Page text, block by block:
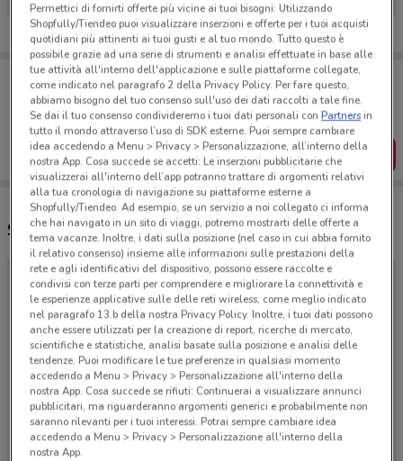
Porta DoveConviene sempre con te!
Puoi trovare le migliori offerte dei negozi vicino a te,
salvarle e creare la tua lista del risparmio, comodamente
dal tuo cellulare.
SCARICA L’APP
Supermercati Prix e orari
Permettici di fornirti offerte più vicine ai tuoi bisogni: Utilizzando
Shopfully/Tiendeo puoi visualizzare inserzioni e offerte per i tuoi acquisti
quotidiani più attinenti ai tuoi gusti e al tuo mondo. Tutto questo è
possibile grazie ad una serie di strumenti e analisi effettuate in base alle
tue attività all'interno dell'applicazione e sulle piattaforme collegate,
come indicato nel paragrafo 2 della Privacy Policy. Per fare questo,
abbiamo bisogno del tuo consenso sull'uso dei dati raccolti a tale fine.
Se dai il tuo consenso condivideremo i tuoi dati personali conPartnersin
tutto il mondo attraverso l’uso di SDK esterne. Puoi sempre cambiare
idea accedendo a Menu > Privacy > Personalizzazione, all’interno della
nostra App. Cosa succede se accetti: Le inserzioni pubblicitarie che
visualizzerai all'interno dell’app potranno trattare di argomenti relativi
alla tua cronologia di navigazione su piattaforme esterne a
Shopfully/Tiendeo. Ad esempio, se un servizio a noi collegato ci informa
che hai navigato in un sito di viaggi, potremo mostrarti delle offerte a
tema vacanze. Inoltre, i dati sulla posizione (nel caso in cui abbia fornito
il relativo consenso) insieme alle informazioni sulle prestazioni della
rete e agli identificativi del dispositivo, possono essere raccolte e
condivisi con terze parti per comprendere e migliorare la connettività e
le esperienze applicative sulle delle reti wireless, come meglio indicato
nel paragrafo 13.b della nostra Privacy Policy. Inoltre, i tuoi dati possono
anche essere utilizzati per la creazione di report, ricerche di mercato,
scientifiche e statistiche, analisi basate sulla posizione e analisi delle
tendenze. Puoi modificare le tue preferenze in qualsiasi momento
accedendo a Menu > Privacy > Personalizzazione all'interno della
nostra App. Cosa succede se rifiuti: Continuerai a visualizzare annunci
pubblicitari, ma riguarderanno argomenti generici e probabilmente non
saranno rilevanti per i tuoi interessi. Potrai sempre cambiare idea
accedendo a Menu > Privacy > Personalizzazione all'interno della
nostra App.